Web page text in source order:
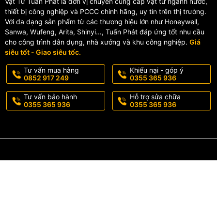
🔹 SF332A-NE
⚙️ Hệ thống: 3 pha
⚙️ Dòng tải: 32A
⚡ Khả năng cắt dòng xung sét: 32kA (8/20µs)
⚡ Bảo vệ N-E: 100kA (10/350µs)
🔹 SF363A-NE
⚙️ Dòng tải: 63A
⚡ Bảo vệ N-E: 100kA (10/350µs)
thiết bị công nghiệp và PCCC chính hãng, uy tín trên thị trường.
Với đa dạng sản phẩm từ các thương hiệu lớn như Honeywell,
Sanwa, Wufeng, Arita, Shinyi…, Tuấn Phát đáp ứng tốt nhu cầu
cho công trình dân dụng, nhà xưởng và khu công nghiệp. Giá
siêu tốt - Giao siêu tốc.
Tư vấn mua hàng
0852 917 249
Khiếu nại - góp ý
0355 365 936
Tư vấn bảo hành
0355 365 936
Hỗ trợ sửa chữa
0355 365 936